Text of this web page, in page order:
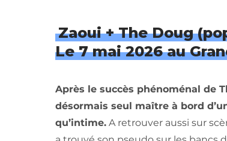
Zaoui + The Doug
Le 7 mai 2026 au
Après le succès phénoménal de
désormais seul maître à bord
qu’intime. A retrouver aussi sur